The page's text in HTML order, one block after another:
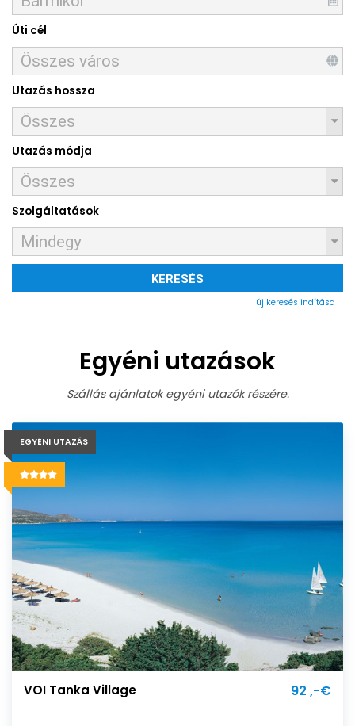
Úti cél
Utazás hossza
Utazás módja
Szolgáltatások
KERESÉS
új keresés indítása
Egyéni utazások
Szállás ajánlatok egyéni utazók részére.
EGYÉNI UTAZÁS
VOI Tanka Village 92 ,-€